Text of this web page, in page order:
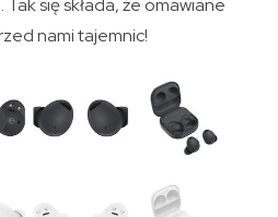
się składa, że omawiane
nami tajemnic!